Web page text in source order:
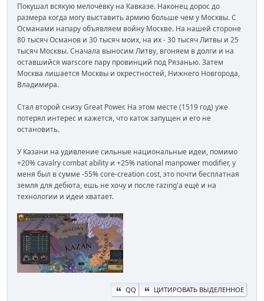
Покушал всякую мелочёвку на Кавказе. Наконец дорос до
размера когда могу выставить армию больше чем у Москвы. С
Османами напару объявляем войну Москве. На нашей стороне
80 тысяч Османов и 30 тысяч моих, на их - 30 тысяч Литвы и 25
тысяч Москвы. Сначала выносим Литву, вгоняем в долги и на
оставшийся warscore пару провинций под Рязанью. Затем
Москва лишается Москвы и окрестностей, Нижнего Новгорода,
Владимира.
Стал второй снизу Great Power. На этом месте (1519 год) уже
потерял интерес и кажется, что каток запущен и его не
остановить.
У Казани на удивление сильные национальные идеи, помимо
+20% cavalry combat ability и +25% national manpower modifier, у
меня был в сумме -55% core-creation cost, это почти бесплатная
земля для дебюта, ешь не хочу и после razing'а ещё и на
технологии и идеи хватает.
QQ ЦИТИРОВАТЬ ВЫДЕЛЕННОЕ